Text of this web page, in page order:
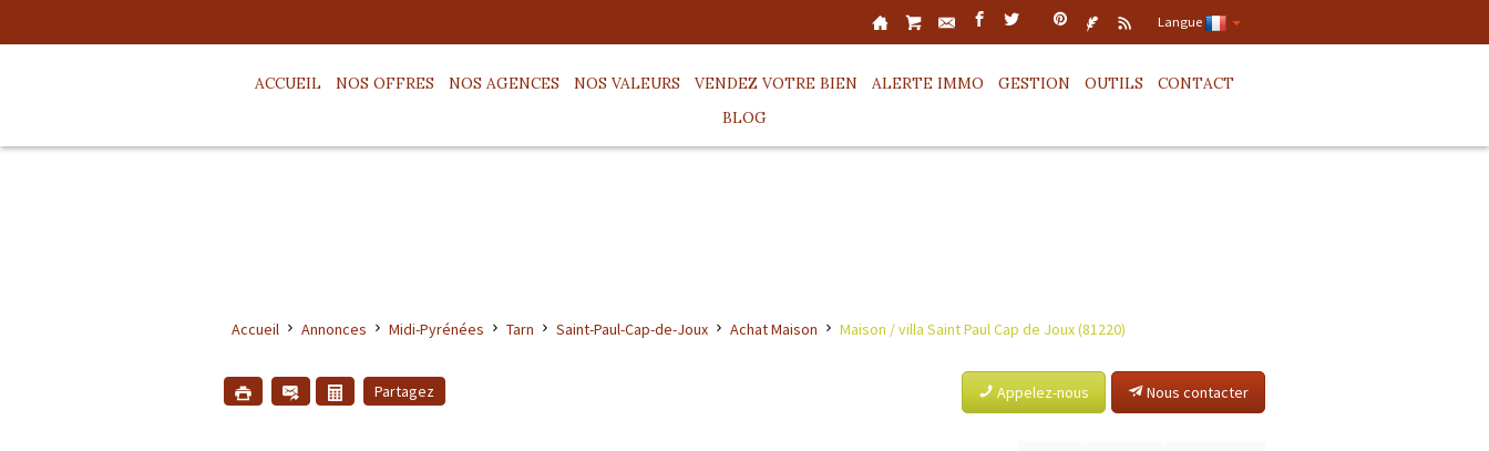
Langue
ACCUEIL NOS OFFRES NOS AGENCES NOS VALEURS VENDEZ VOTRE BIEN ALERTE IMMO GESTION OUTILS
CONTACT
BLOG
Accueil Annonces Midi-Pyrénées Tarn Saint-Paul-Cap-de-Joux Achat Maison Maison / villa Saint Paul Cap de Joux (81220)
Partagez Nous contacter
Appelez-nous